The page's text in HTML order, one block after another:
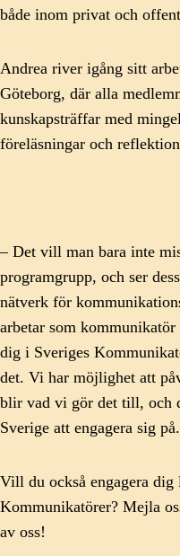
både inom privat och
Andrea river igång sitt
Göteborg, där alla
kunskapsträffar med
föreläsningar och
– Det vill man bara inte
programgrupp, och ser
nätverk för
arbetar som
dig i Sveriges
det. Vi har möjlighet att
blir vad vi gör det till, och
Sverige att engagera sig på.
Vill du också engagera
Kommunikatörer? Mejla
av oss!